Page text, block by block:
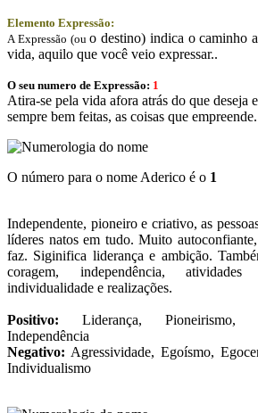
Elemento Expressão:
A Expressão (ouo destino) indica o caminho
vida, aquilo que você veio expressar..
O seu numero de Expressão: 1
Atira-se pela vida afora atrás do que deseja
sempre bem feitas, as coisas que empreende.
O número para o nome Aderico é o 1
Independente, pioneiro e criativo, as
líderes natos em tudo. Muito
faz. Siginifica liderança e ambição.
coragem, independência,
individualidade e realizações.
Positivo: Liderança, Pioneirismo,
Independência
Negativo: Agressividade, Egoísmo,
Individualismo